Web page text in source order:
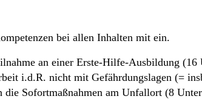
bei allen Inhalten mit ein.
an einer Erste-Hilfe-Ausbildung
i.d.R. nicht mit Gefährdungslagen (=
Sofortmaßnahmen am Unfallort (8